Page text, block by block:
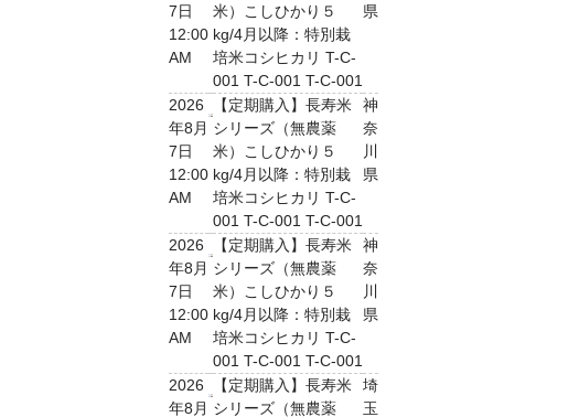
7日
12:00
AM
米）こしひかり５
kg/4月以降：特別栽
培米コシヒカリ T-C-
001 T-C-001 T-C-001
県
2026
年8月
7日
12:00
AM
【定期購入】長寿米
シリーズ（無農薬
米）こしひかり５
kg/4月以降：特別栽
培米コシヒカリ T-C-
001 T-C-001 T-C-001
神
奈
川
県
2026
年8月
7日
12:00
AM
【定期購入】長寿米
シリーズ（無農薬
米）こしひかり５
kg/4月以降：特別栽
培米コシヒカリ T-C-
001 T-C-001 T-C-001
神
奈
川
県
2026
年8月
【定期購入】長寿米
シリーズ（無農薬
埼
玉